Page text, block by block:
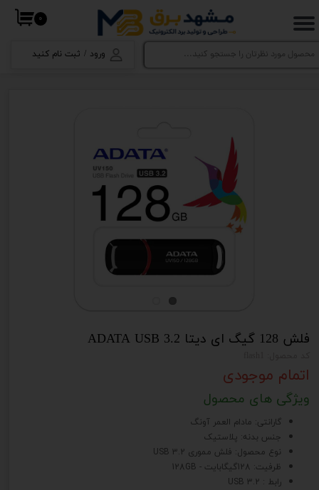
ورود / ثبت نام کنید
حساب کاربری من
تغییر گذر واژه
۰
فلش 128 گیگ ای دیتا ADATA USB 3.2
اتمام موجودی
ویژگی های محصول
گارانتی: مادام العمر آونگ
جنس بدنه: پلاستیک
نوع محصول: فلش مموری USB 3.2
ظرفیت: 128گیگابایت - 128GB
رابط : USB 3.2